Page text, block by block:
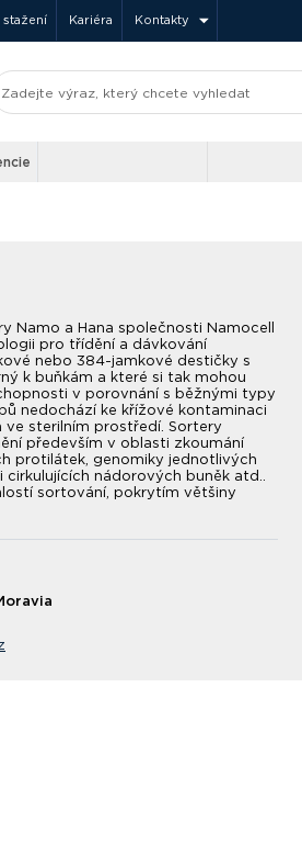
stažení Kariéra Kontakty
Namo a Hana společnosti Namocell
pro třídění a dávkování
nebo 384-jamkové destičky s
k buňkám a které si tak mohou
v porovnání s běžnými typy
nedochází ke křížové kontaminaci
sterilním prostředí. Sortery
především v oblasti zkoumání
protilátek, genomiky jednotlivých
cirkulujících nádorových buněk atd..
sortování, pokrytím většiny